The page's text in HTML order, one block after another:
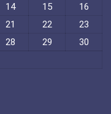
14 15
16
21 22
23
28 29
30